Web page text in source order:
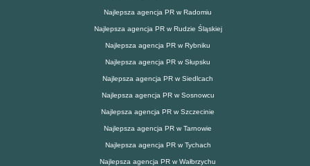
Najlepsza agencja PR w Radomiu
Najlepsza agencja PR w Rudzie Śląskiej
Najlepsza agencja PR w Rybniku
Najlepsza agencja PR w Słupsku
Najlepsza agencja PR w Siedlcach
Najlepsza agencja PR w Sosnowcu
Najlepsza agencja PR w Szczecinie
Najlepsza agencja PR w Tarnowie
Najlepsza agencja PR w Tychach
Najlepsza agencja PR w Wałbrzychu